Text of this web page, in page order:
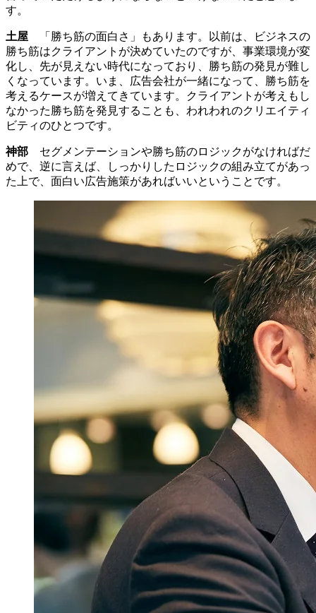
す。
土屋 「勝ち筋の面白さ」もあります。以前は、ビジネスの
勝ち筋はクライアントが決めていたのですが、事業環境が変
化し、先が見えない時代になっており、勝ち筋の発見が難し
くなっています。いま、広告会社が一緒になって、勝ち筋を
考えるケースが増えてきています。クライアントが考えもし
なかった勝ち筋を発見することも、われわれのクリエイティ
ビティのひとつです。
神部 セグメンテーションや勝ち筋のロジックがなければだ
めで、逆に言えば、しっかりしたロジックの組み立てがあっ
た上で、面白い広告施策があればいいということです。